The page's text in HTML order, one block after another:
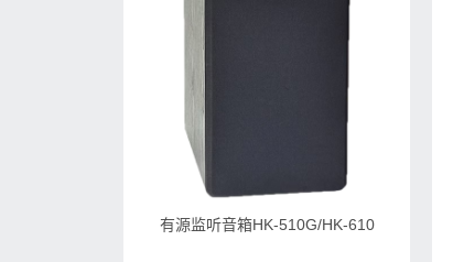
有源监听音箱HK-510G/HK-610